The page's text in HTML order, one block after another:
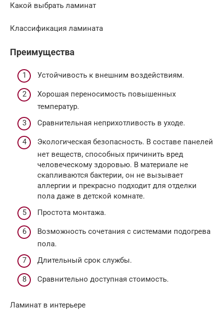
Какой выбрать ламинат
Классификация ламината
Преимущества
Устойчивость к внешним воздействиям.
Хорошая переносимость повышенных
температур.
Сравнительная неприхотливость в уходе.
Экологическая безопасность. В составе панелей
нет веществ, способных причинить вред
человеческому здоровью. В материале не
скапливаются бактерии, он не вызывает
аллергии и прекрасно подходит для отделки
пола даже в детской комнате.
Простота монтажа.
Возможность сочетания с системами подогрева
пола.
Длительный срок службы.
Сравнительно доступная стоимость.
Ламинат в интерьере